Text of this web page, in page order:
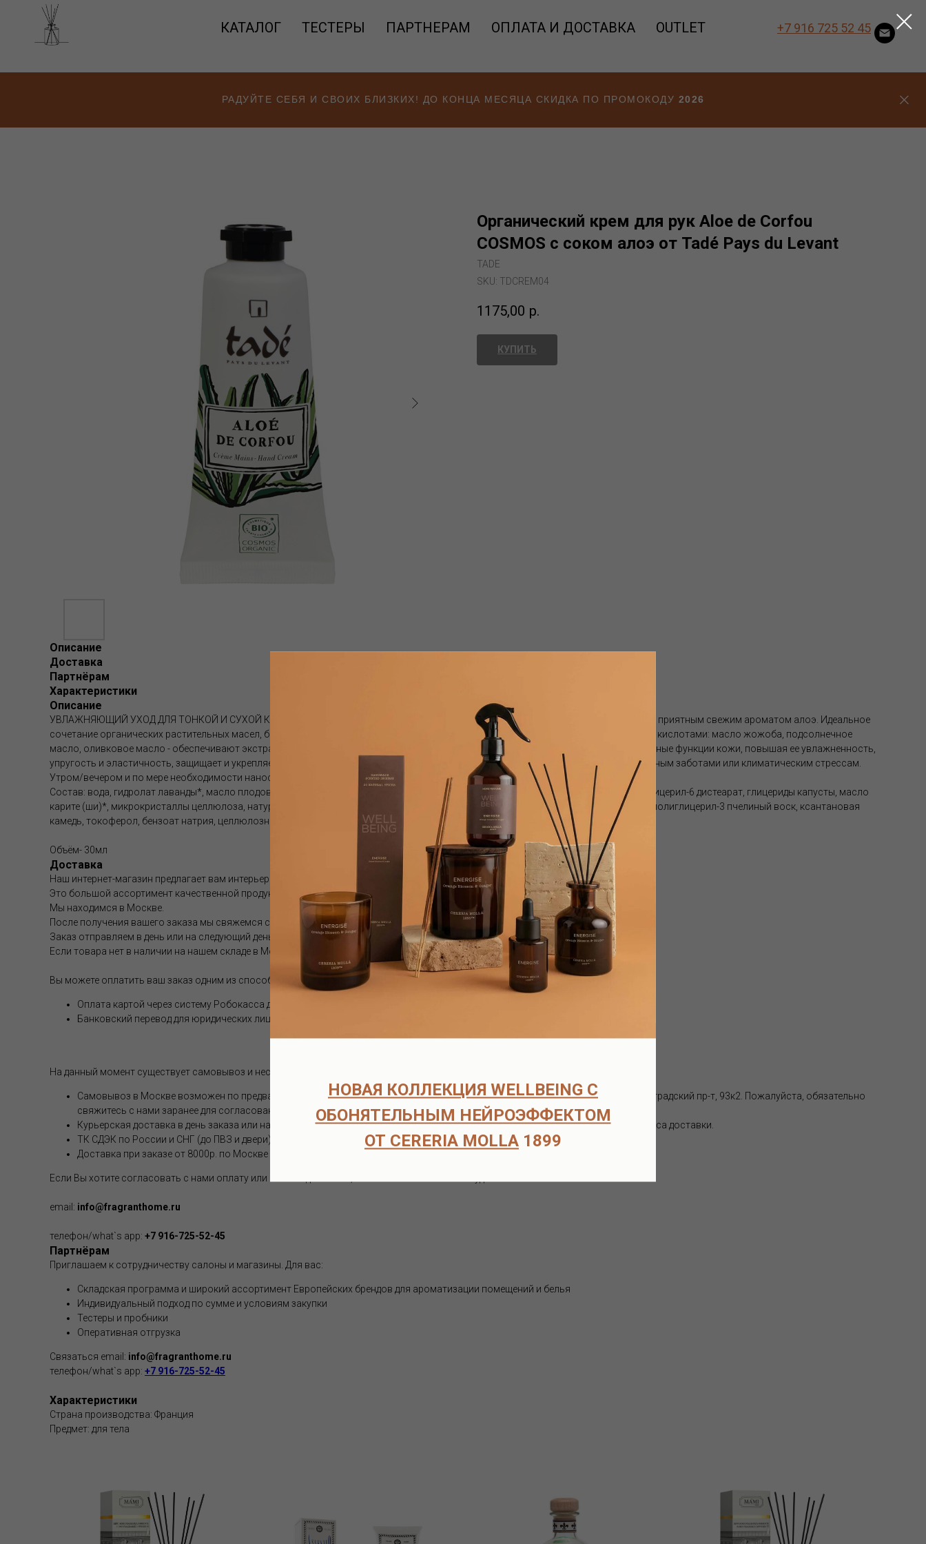
КАТАЛОГ ТЕСТЕРЫ ПАРТНЕРАМ ОПЛАТА И ДОСТАВКА OUTLET +7 916 725 52 45
РАДУЙТЕ СЕБЯ И СВОИХ БЛИЗКИХ! ДО КОНЦА МЕСЯЦА СКИДКА ПО ПРОМОКОДУ 2026
НОВАЯ КОЛЛЕКЦИЯ WELLBEING С
ОБОНЯТЕЛЬНЫМ НЕЙРОЭФФЕКТОМ
ОТ CERERIA MOLLA 1899
Органический крем для рук Aloe de Corfou
COSMOS с соком алоэ от Tadé Pays du Levant
TADE
SKU: TDCREM04
1175,00 р.
КУПИТЬ
Описание
Доставка
Партнёрам
Характеристики
Описание
УВЛАЖНЯЮЩИЙ УХОД ДЛЯ ТОНКОЙ И СУХОЙ КОЖИ. Натуральная, растительная формула на основе органических ингредиентов с приятным свежим ароматом алоэ. Идеальное
сочетание органических растительных масел, богатых антиоксидантами, витаминами, микроэлементами, незаменимыми жирными кислотами: масло жожоба, подсолнечное
масло, оливковое масло - обеспечивают экстрапитательный уход для молодости ваших рук. Эффективно восстанавливает барьерные функции кожи, повышая ее увлажненность,
упругость и эластичность, защищает и укрепляет, успокаивает сухую, поврежденную, раздраженную кожу, подверженную ежедневным заботами или климатическим стрессам.
Утром/вечером и по мере необходимости наносите на кожу рук массирующими движениями.
Состав: вода, гидролат лаванды*, масло плодов оливы*, цетиловый спирт, каприловый/каприновый триглицерид, глицерин, полиглицерил-6 дистеарат, глицериды капусты, масло
карите (ши)*, микрокристаллы целлюлоза, натуральная отдушка, масло семян подсолнечника, бензиловый спирт, эфиры жожоба, полиглицерил-3 пчелиный воск, ксантановая
камедь, токоферол, бензоат натрия, целлюлозная камедь, сорбат калия, лимонная кислота, линалоол, гераниол
Объём- 30мл
Доставка
Наш интернет-магазин предлагает вам интерьерные ароматы европейских брендов, в наличии и под заказ.
Это большой ассортимент качественной продукции.
Мы находимся в Москве.
После получения вашего заказа мы свяжемся с вами и согласуем детали оплаты и доставки.
Заказ отправляем в день или на следующий день после оплаты.
Если товара нет в наличии на нашем складе в Москве, срок поставки составляет 6-8 недель.
Вы можете оплатить ваш заказ одним из способов (оплата возможна только после подтверждения наличия товара на складе):
Оплата картой через систему Робокасса для физических лиц
Банковский перевод для юридических лиц
На данный момент существует самовывоз и несколько способов доставки:
Самовывоз в Москве возможен по предварительной договоренности по тел.+7-916-725-52-45 по адресу : м.Кузьминки, Волгоградский пр-т, 93к2. Пожалуйста, обязательно
свяжитесь с нами заранее для согласования.
Курьерская доставка в день заказа или на следующий день по Москве службой Достависта - 500-700р, в зависимости от адреса доставки.
ТК СДЭК по России и СНГ (до ПВЗ и двери). Стоимость доставки 300-700р, в зависимости от объёма и адреса доставки
Доставка при заказе от 8000р. по Москве и РФ бесплатно
Если Вы хотите согласовать с нами оплату или способ доставки , свяжитесь с нами любым удобным способом:
email: info@fragranthome.ru
телефон/what`s app: +7 916-725-52-45
Партнёрам
Приглашаем к сотрудничеству салоны и магазины. Для вас:
Складская программа и широкий ассортимент Европейских брендов для ароматизации помещений и белья
Индивидуальный подход по сумме и условиям закупки
Тестеры и пробники
Оперативная отгрузка
Связаться email: info@fragranthome.ru
телефон/what`s app: +7 916-725-52-45
Характеристики
Страна производства: Франция
Предмет: для тела